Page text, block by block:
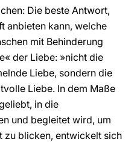
Die beste Antwort,
anbieten kann, welche
mit Behinderung
der Liebe: »nicht die
Liebe, sondern die
Liebe. In dem Maße
in die
und begleitet wird, um
zu blicken, entwickelt sich